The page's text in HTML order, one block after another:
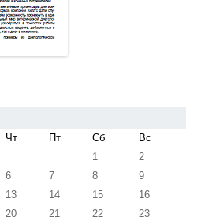
Чт Пт Сб
Вс
1
2
6 7 8
9
13 14 15
16
20 21 22
23